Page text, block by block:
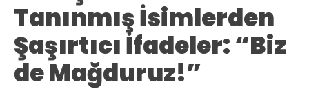
Tanınmış İsimlerden
Şaşırtıcı İfadeler: “Biz
de Mağduruz!”